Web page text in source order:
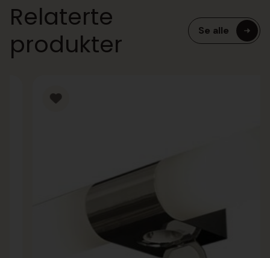
Relaterte
produkter
Se alle